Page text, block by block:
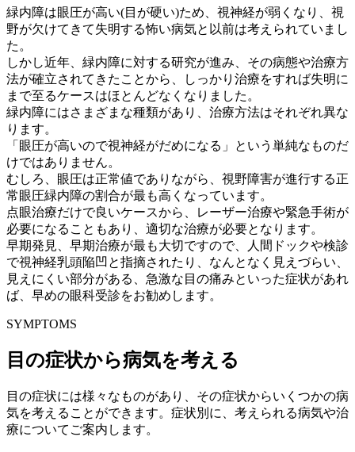
緑内障は眼圧が高い(目が硬い)ため、視神経が弱くなり、視
野が欠けてきて失明する怖い病気と以前は考えられていまし
た。
しかし近年、緑内障に対する研究が進み、その病態や治療方
法が確立されてきたことから、しっかり治療をすれば失明に
まで至るケースはほとんどなくなりました。
緑内障にはさまざまな種類があり、治療方法はそれぞれ異な
ります。
「眼圧が高いので視神経がだめになる」という単純なものだ
けではありません。
むしろ、眼圧は正常値でありながら、視野障害が進行する正
常眼圧緑内障の割合が最も高くなっています。
点眼治療だけで良いケースから、レーザー治療や緊急手術が
必要になることもあり、適切な治療が必要となります。
早期発見、早期治療が最も大切ですので、人間ドックや検診
で視神経乳頭陥凹と指摘されたり、なんとなく見えづらい、
見えにくい部分がある、急激な目の痛みといった症状があれ
ば、早めの眼科受診をお勧めします。
SYMPTOMS
目の症状から病気を考える
目の症状には様々なものがあり、その症状からいくつかの病
気を考えることができます。症状別に、考えられる病気や治
療についてご案内します。